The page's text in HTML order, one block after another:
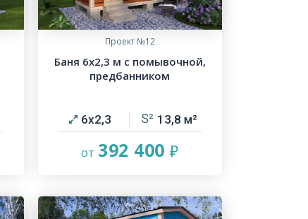
Проект №12
Баня 6х2,3 м с помывочной,
предбанником
6х2,3 13,8
392 400